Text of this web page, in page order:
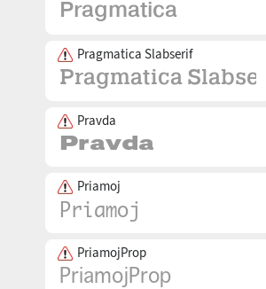
Pragmatica Slabserif
Pravda
Priamoj
PriamojProp